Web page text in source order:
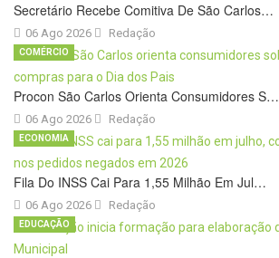
Secretário Recebe Comitiva De São Carlos…
06 Ago 2026 Redação
Procon São Carlos Orienta Consumidores S…
06 Ago 2026
COMÉRCIO
Redação
Fila Do INSS Cai Para 1,55 Milhão Em Jul…
06 Ago 2026
ECONOMIA
Redação
EDUCAÇÃO